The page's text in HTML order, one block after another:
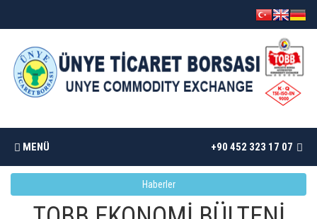
MENÜ +90 452 323 17 07
Haberler